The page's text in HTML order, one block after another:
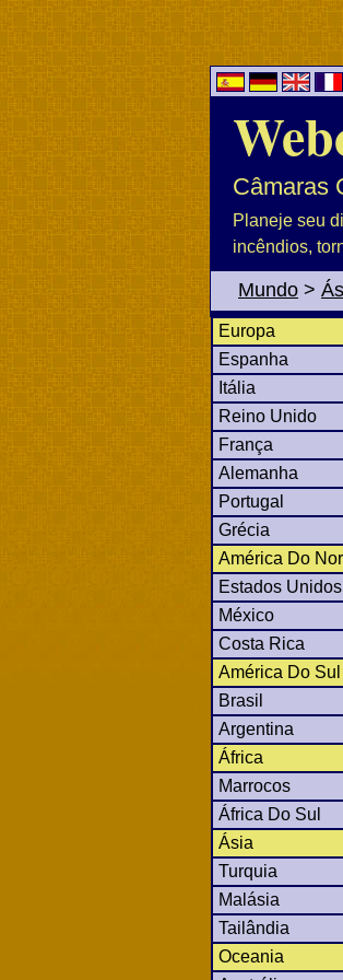
Câmaras
Planeje seu
incêndios,
Mundo >
Europa
Espanha
Itália
Reino Unido
França
Alemanha
Portugal
Grécia
América Do
Estados Unidos
México
Costa Rica
América Do Sul
Brasil
Argentina
África
Marrocos
África Do Sul
Ásia
Turquia
Malásia
Tailândia
Oceania